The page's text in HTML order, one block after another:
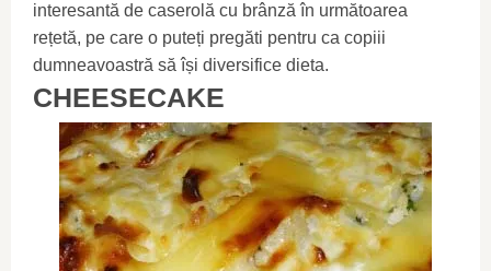
interesantă de caserolă cu brânză în următoarea
rețetă, pe care o puteți pregăti pentru ca copiii
dumneavoastră să își diversifice dieta.
CHEESECAKE